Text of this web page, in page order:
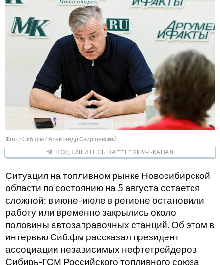
Фото: Сиб.фм / Александр Свирщевский
ПОДПИШИТЕСЬ НА TELEGRAM-КАНАЛ
Ситуация на топливном рынке Новосибирской
области по состоянию на 5 августа остается
сложной: в июне–июле в регионе остановили
работу или временно закрылись около
половины автозаправочных станций. Об этом в
интервью Сиб.фм рассказал президент
ассоциации независимых нефтетрейдеров
Сибирь-ГСМ Российского топливного союза